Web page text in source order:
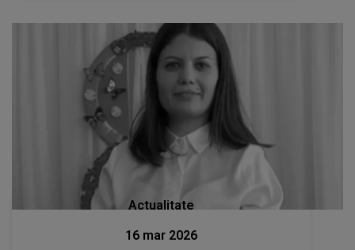
Actualitate
16 mar 2026